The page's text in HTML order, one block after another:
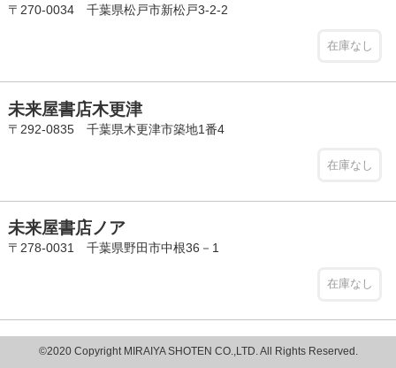
〒270-0034 千葉県松戸市新松戸3-2-2
在庫なし
未来屋書店木更津
〒292-0835 千葉県木更津市築地1番4
在庫なし
未来屋書店ノア
〒278-0031 千葉県野田市中根36－1
在庫なし
©2020 Copyright MIRAIYA SHOTEN CO.,LTD. All Rights Reserved.